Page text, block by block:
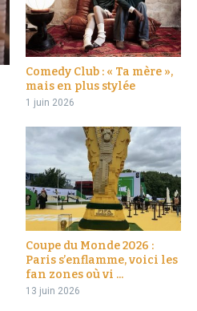
Comedy Club : « Ta mère »,
mais en plus stylée
1 juin 2026
Coupe du Monde 2026 :
Paris s’enflamme, voici les
fan zones où vi ...
13 juin 2026